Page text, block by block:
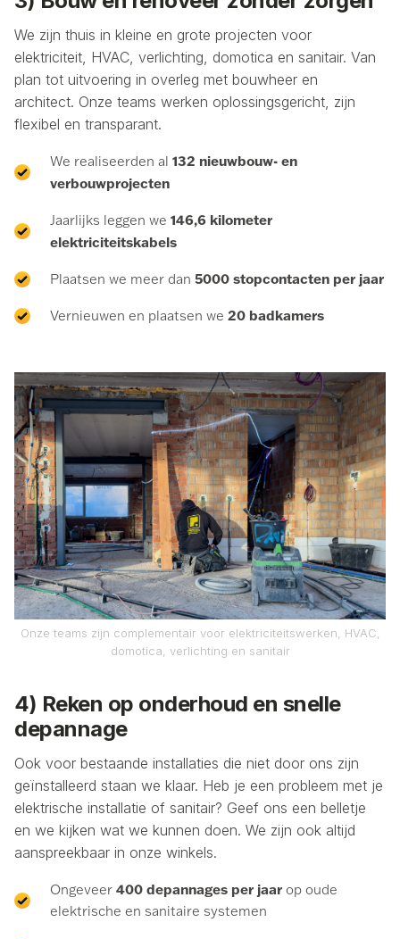
We zijn thuis in kleine en grote projecten voor
elektriciteit, HVAC, verlichting, domotica en sanitair. Van
plan tot uitvoering in overleg met bouwheer en
architect. Onze teams werken oplossingsgericht, zijn
flexibel en transparant.
We realiseerden al 132 nieuwbouw- en
verbouwprojecten
Jaarlijks leggen we 146,6 kilometer
elektriciteitskabels
Plaatsen we meer dan 5000 stopcontacten per jaar
Vernieuwen en plaatsen we 20 badkamers
Onze teams zijn complementair voor elektriciteitswerken, HVAC,
domotica, verlichting en sanitair
4) Reken op onderhoud en snelle
depannage
Ook voor bestaande installaties die niet door ons zijn
geïnstalleerd staan we klaar. Heb je een probleem met je
elektrische installatie of sanitair? Geef ons een belletje
en we kijken wat we kunnen doen. We zijn ook altijd
aanspreekbaar in onze winkels.
Ongeveer 400 depannages per jaar op oude
elektrische en sanitaire systemen